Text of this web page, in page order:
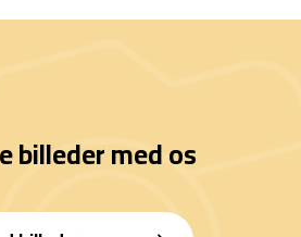
billeder med os